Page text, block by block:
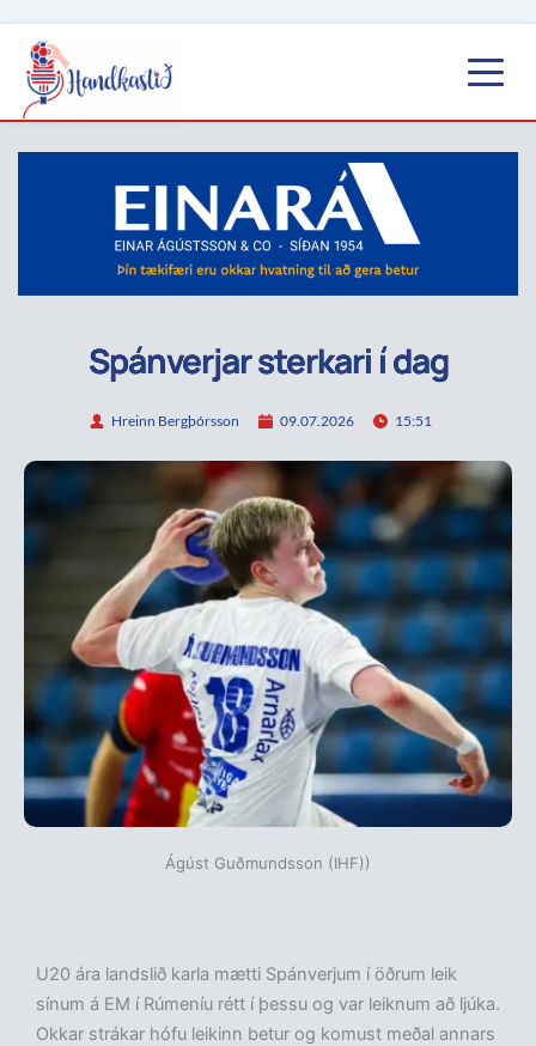
Spánverjar sterkari í dag
Hreinn Bergþórsson 09.07.2026 15:51
Ágúst Guðmundsson (IHF))
U20 ára landslið karla mætti Spánverjum í öðrum leik
sínum á EM í Rúmeníu rétt í þessu og var leiknum að ljúka.
Okkar strákar hófu leikinn betur og komust meðal annars